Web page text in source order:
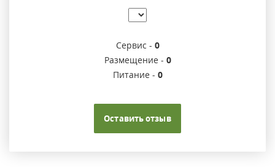
Сервис - 0
Размещение - 0
Питание - 0
Оставить отзыв